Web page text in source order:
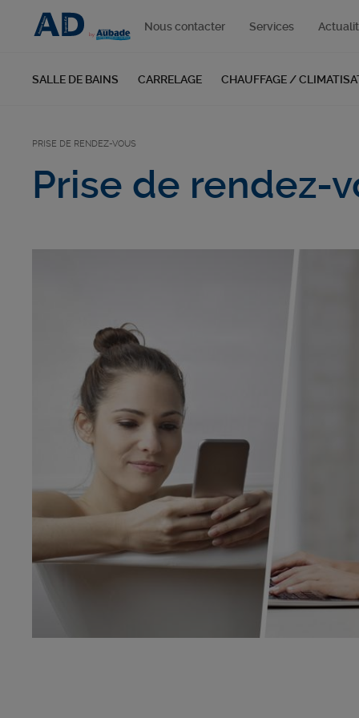
SALLE DE BAINS CARRELAGE CHAUFFAGE /
Nous contacter Services
PRISE DE RENDEZ-VOUS
Prise de rendez-